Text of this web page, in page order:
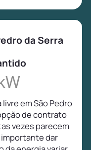
da Serra
em São Pedro
de contrato
vezes parecem
importante dar